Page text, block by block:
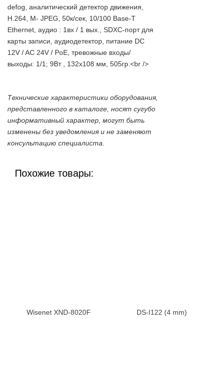
defog, аналитический детектор движения,
H.264, M- JPEG, 50к/сек, 10/100 Base-T
Ethernet, аудио : 1вх / 1 вых., SDXC-порт для
карты записи, аудиодетектор, питание DC
12V / AC 24V / PoE, тревожные входы/
выходы: 1/1; 9Вт , 132х108 мм, 505гр.<br />
Технические характеристики оборудования,
представленного в каталоге, носят сугубо
информативный характер, могут быть
изменены без уведомления и не заменяют
консультацию специалиста.
Похожие товары:
Wisenet XND-8020F DS-I122 (4 mm)